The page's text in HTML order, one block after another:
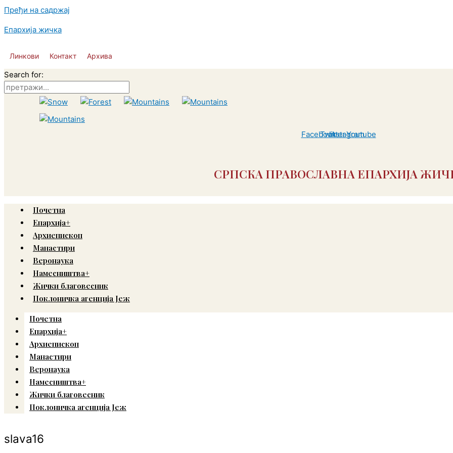
Пређи на садржај
Епархија жичка
Линкови Контакт Архива
Search for:
Facebook
Twitter
Instagram
Youtube
СРПСКА ПРАВОСЛАВНА ЕПАРХИЈА
Почетна
Епархија+
Архиепископ
Манастири
Веронаука
Намесништва+
Жички благовесник
Поклоничка агенција Јеж
Почетна
Епархија+
Архиепископ
Манастири
Веронаука
Намесништва+
Жички благовесник
Поклоничка агенција Јеж
slava16